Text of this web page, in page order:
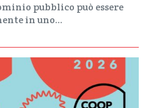
pubblico può essere
in uno…